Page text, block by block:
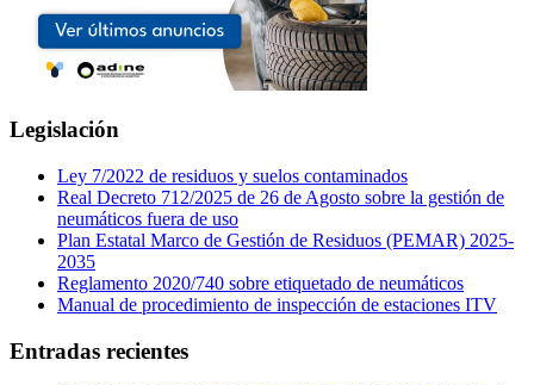
Legislación
Ley 7/2022 de residuos y suelos contaminados
Real Decreto 712/2025 de 26 de Agosto sobre la gestión de
neumáticos fuera de uso
Plan Estatal Marco de Gestión de Residuos (PEMAR) 2025-
2035
Reglamento 2020/740 sobre etiquetado de neumáticos
Manual de procedimiento de inspección de estaciones ITV
Entradas recientes